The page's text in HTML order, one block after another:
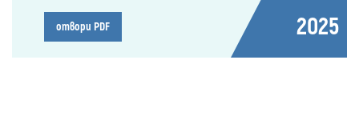
отвори PDF 2025